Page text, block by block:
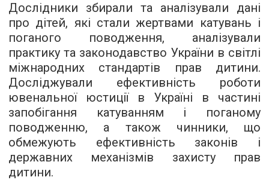
Дослідники збирали та аналізували дані
про дітей, які стали жертвами катувань і
поганого поводження, аналізували
практику та законодавство України в світлі
міжнародних стандартів прав дитини.
Досліджували ефективність роботи
ювенальної юстиції в Україні в частині
запобігання катуванням і поганому
поводженню, а також чинники, що
обмежують ефективність законів і
державних механізмів захисту прав
дитини.